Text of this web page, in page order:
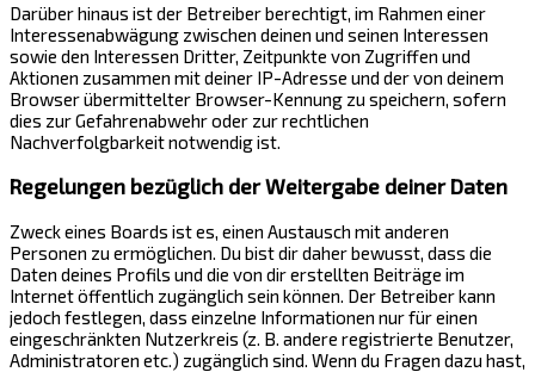
Darüber hinaus ist der Betreiber berechtigt, im Rahmen einer
Interessenabwägung zwischen deinen und seinen Interessen
sowie den Interessen Dritter, Zeitpunkte von Zugriffen und
Aktionen zusammen mit deiner IP-Adresse und der von deinem
Browser übermittelter Browser-Kennung zu speichern, sofern
dies zur Gefahrenabwehr oder zur rechtlichen
Nachverfolgbarkeit notwendig ist.
Regelungen bezüglich der Weitergabe deiner Daten
Zweck eines Boards ist es, einen Austausch mit anderen
Personen zu ermöglichen. Du bist dir daher bewusst, dass die
Daten deines Profils und die von dir erstellten Beiträge im
Internet öffentlich zugänglich sein können. Der Betreiber kann
jedoch festlegen, dass einzelne Informationen nur für einen
eingeschränkten Nutzerkreis (z. B. andere registrierte Benutzer,
Administratoren etc.) zugänglich sind. Wenn du Fragen dazu hast,